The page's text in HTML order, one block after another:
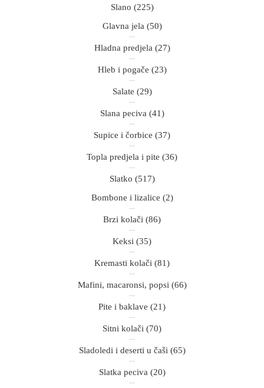
Slano (225)
Glavna jela (50)
Hladna predjela (27)
Hleb i pogače (23)
Salate (29)
Slana peciva (41)
Supice i čorbice (37)
Topla predjela i pite (36)
Slatko (517)
Bombone i lizalice (2)
Brzi kolači (86)
Keksi (35)
Kremasti kolači (81)
Mafini, macaronsi, popsi (66)
Pite i baklave (21)
Sitni kolači (70)
Sladoledi i deserti u čaši (65)
Slatka peciva (20)